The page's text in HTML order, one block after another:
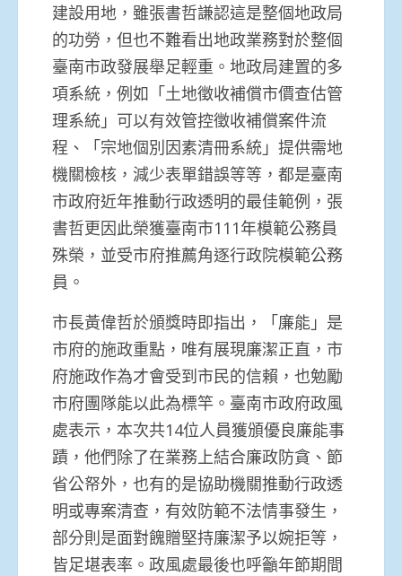
建設用地，雖張書哲謙認這是整個地政局
的功勞，但也不難看出地政業務對於整個
臺南市政發展舉足輕重。地政局建置的多
項系統，例如「土地徵收補償市價查估管
理系統」可以有效管控徵收補償案件流
程、「宗地個別因素清冊系統」提供需地
機關檢核，減少表單錯誤等等，都是臺南
市政府近年推動行政透明的最佳範例，張
書哲更因此榮獲臺南市111年模範公務員
殊榮，並受市府推薦角逐行政院模範公務
員。
市長黃偉哲於頒獎時即指出，「廉能」是
市府的施政重點，唯有展現廉潔正直，市
府施政作為才會受到市民的信賴，也勉勵
市府團隊能以此為標竿。臺南市政府政風
處表示，本次共14位人員獲頒優良廉能事
蹟，他們除了在業務上結合廉政防貪、節
省公帑外，也有的是協助機關推動行政透
明或專案清查，有效防範不法情事發生，
部分則是面對餽贈堅持廉潔予以婉拒等，
皆足堪表率。政風處最後也呼籲年節期間